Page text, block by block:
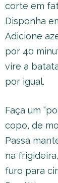
corte em
Disponha
Adicione
por 40
vire a
por igual.
Faça um
copo, de
Passa
na
furo para